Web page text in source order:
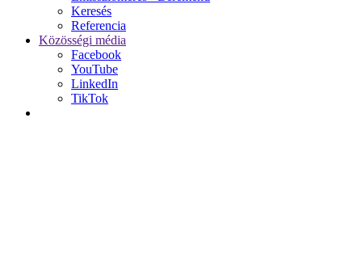
Keresés
Referencia
Közösségi média
Facebook
YouTube
LinkedIn
TikTok